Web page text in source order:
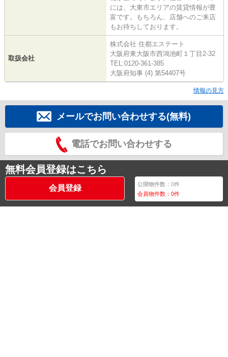
には、大東市エリアの賃貸情報が豊
富です。もちろん、店舗へのご来店
もお待ちしております。
取扱会社
株式会社 住都エステート
大阪府東大阪市西鴻池町１丁目2-32
TEL:0120-361-385
大阪府知事 (4) 第54407号
情報の見方
メールでお問い合わせする(無料)
電話でお問い合わせする
無料会員登録はこちら
会員登録 公開物件数：0件
会員物件数：0件